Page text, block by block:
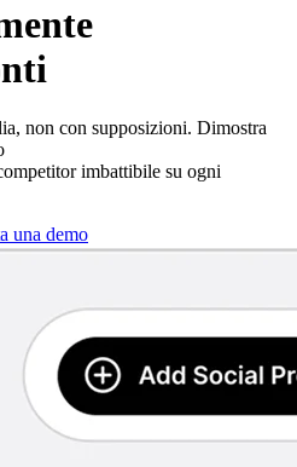
non con supposizioni. Dimostra
imbattibile su ogni
una demo